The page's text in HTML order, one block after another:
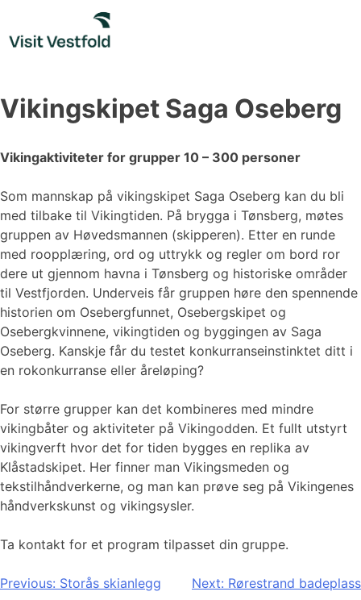
content
Vikingskipet Saga Oseberg
Vikingaktiviteter for grupper 10 – 300 personer
Som mannskap på vikingskipet Saga Oseberg kan du bli
med tilbake til Vikingtiden. På brygga i Tønsberg, møtes
gruppen av Høvedsmannen (skipperen). Etter en runde
med roopplæring, ord og uttrykk og regler om bord ror
dere ut gjennom havna i Tønsberg og historiske områder
til Vestfjorden. Underveis får gruppen høre den spennende
historien om Osebergfunnet, Osebergskipet og
Osebergkvinnene, vikingtiden og byggingen av Saga
Oseberg. Kanskje får du testet konkurranseinstinktet ditt i
en rokonkurranse eller åreløping?
For større grupper kan det kombineres med mindre
vikingbåter og aktiviteter på Vikingodden. Et fullt utstyrt
vikingverft hvor det for tiden bygges en replika av
Klåstadskipet. Her finner man Vikingsmeden og
tekstilhåndverkerne, og man kan prøve seg på Vikingenes
håndverkskunst og vikingsysler.
Ta kontakt for et program tilpasset din gruppe.
Innleggsnavigasjon
Previous: Storås skianlegg Next: Rørestrand badeplass